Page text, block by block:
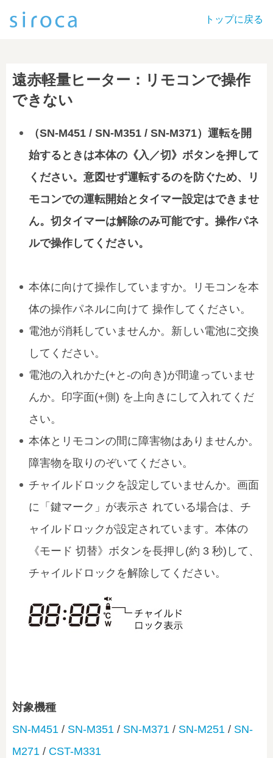
トップに戻る
遠赤軽量ヒーター：リモコンで操作
できない
（SN-M451 / SN-M351 / SN-M371）運転を開
始するときは本体の《入／切》ボタンを押して
ください。意図せず運転するのを防ぐため、リ
モコンでの運転開始とタイマー設定はできませ
ん。切タイマーは解除のみ可能です。操作パネ
ルで操作してください。
本体に向けて操作していますか。リモコンを本
体の操作パネルに向けて 操作してください。
電池が消耗していませんか。新しい電池に交換
してください。
電池の入れかた(+と-の向き)が間違っていませ
んか。印字面(+側) を上向きにして入れてくだ
さい。
本体とリモコンの間に障害物はありませんか。
障害物を取りのぞいてください。
チャイルドロックを設定していませんか。画面
に「鍵マーク」が表示さ れている場合は、チ
ャイルドロックが設定されています。本体の
《モード 切替》ボタンを長押し(約 3 秒)して、
チャイルドロックを解除してください。
対象機種
SN-M451 / SN-M351 / SN-M371 / SN-M251 / SN-
M271 / CST-M331